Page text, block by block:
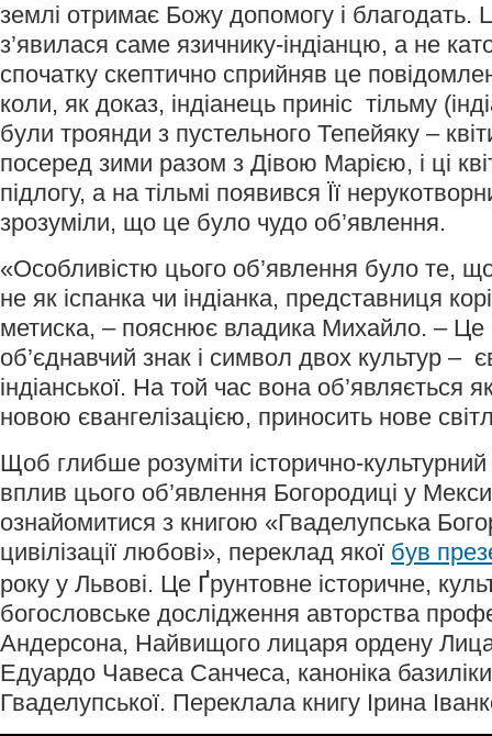
землі отримає Божу допомогу і благодать.
з’явилася саме язичнику-індіанцю, а не
спочатку скептично сприйняв це
коли, як доказ, індіанець приніс тільму
були троянди з пустельного Тепейяку –
посеред зими разом з Дівою Марією, і ці
підлогу, а на тільмі появився Її
зрозуміли, що це було чудо об’явлення.
«Особливістю цього об’явлення було те,
не як іспанка чи індіанка, представниця
метиска, – пояснює владика Михайло. – Це
об’єднавчий знак і символ двох культур –
індіанської. На той час вона об’являється
новою євангелізацією, приносить нове
Щоб глибше розуміти історично-
вплив цього об’явлення Богородиці у
ознайомитися з книгою «Гваделупська
цивілізації любові», переклад якої був
року у Львові. Це ґрунтовне історичне,
богословське дослідження авторства
Андерсона, Найвищого лицаря ордену
Едуардо Чавеса Санчеса, каноніка
Гваделупської. Переклала книгу Ірина